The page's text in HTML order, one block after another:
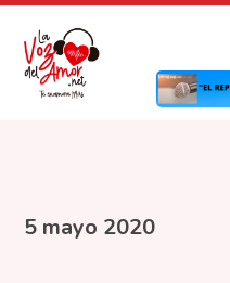
5 mayo 2020